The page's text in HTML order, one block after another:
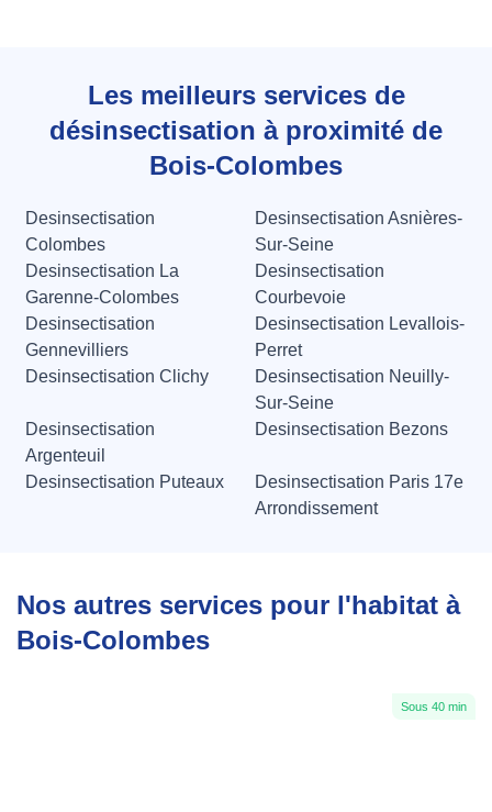
Les meilleurs services de
désinsectisation à proximité de
Bois-Colombes
Desinsectisation
Colombes
Desinsectisation Asnières-
Sur-Seine
Desinsectisation La
Garenne-Colombes
Desinsectisation
Courbevoie
Desinsectisation
Gennevilliers
Desinsectisation Levallois-
Perret
Desinsectisation Clichy
Desinsectisation Neuilly-
Sur-Seine
Desinsectisation
Argenteuil
Desinsectisation Bezons
Desinsectisation Puteaux
Desinsectisation Paris 17e
Arrondissement
Nos autres services pour l'habitat à
Bois-Colombes
Sous 40 min